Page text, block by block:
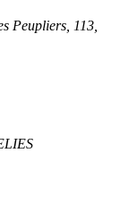
Peupliers, 113,